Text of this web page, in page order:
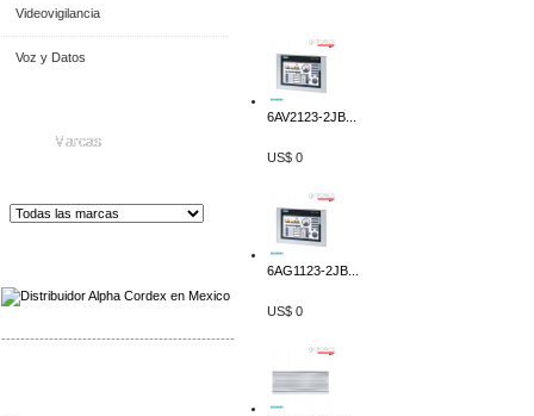
Videovigilancia
Voz y Datos
Marcas
-------------------------------------------------
6AV2123-2JB...
US$ 0
6AG1123-2JB...
US$ 0